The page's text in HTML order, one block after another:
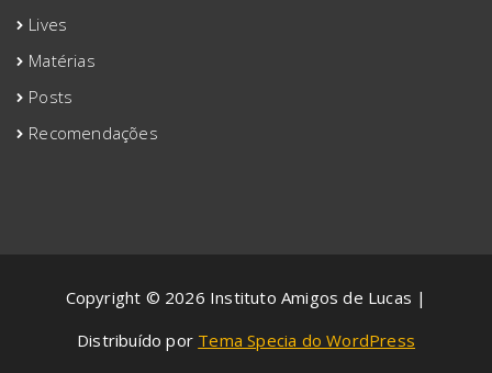
Lives
Matérias
Posts
Recomendações
Copyright © 2026 Instituto Amigos de Lucas |
Distribuído por Tema Specia do WordPress